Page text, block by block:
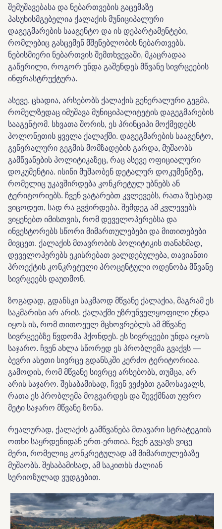
შემუშავებასა და ნებართვების გაცემაზე
პასუხისმგებელია ქალაქის მუნიციპალური
დაგეგმარების სააგენტო და ის დეპარტამენტები,
რომლებიც გასცემენ მშენებლობის ნებართვებს.
ნებისმიერი ნებართვის შემთხვევაში, მკაცრადაა
გაწერილი, როგორ უნდა გაშენდეს მწვანე სივრცეების
ინფრასტრუქტურა.
ასევე, ცხადია, არსებობს ქალაქის გენერალური გეგმა,
რომელზედაც იმუშავა მუნიციპალიტეტის დაგეგმარების
სააგენტომ. სხვათა შორის, ეს პრინციპი მოქმედებს
პოლონეთის ყველა ქალაქში. დაგეგმარების სააგენტო,
გენერალური გეგმის მომზადების გარდა, მუშაობს
გამწვანების პოლიტიკაზეც, რაც ასევე ოფიციალური
დოკუმენტია. ისინი მუშაობენ დეტალურ დოკუმენტზე,
რომელიც უკავშირდება კონკრეტულ უბნებს ან
ტერიტორიებს. ჩვენ ვატარებთ კვლევებს, რათა ზუსტად
ვიცოდეთ, სად რა გვჭირდება. შემდეგ ამ კვლევებს
ვიყენებთ იმისთვის, რომ დეველოპერებსა და
ინვესტორებს სწორი მიმართულებები და მითითებები
მივცეთ. ქალაქის მთავრობის პოლიტიკის თანახმად,
დეველოპერებს ეკისრებათ ვალდებულება, თავიანთი
პროექტის კონკრეტული პროცენტული ოდენობა მწვანე
სივრცეებს დაუთმონ.
ზოგადად, გდანსკი საკმაოდ მწვანე ქალაქია, მაგრამ ეს
საკმარისი არ არის. ქალაქში უზრუნველყოფილი უნდა
იყოს ის, რომ თითოეულ მცხოვრებლს ამ მწვანე
სივრცეებზე წვდომა ჰქონდეს. ეს სივრცეები უნდა იყოს
საჯარო. ჩვენ ახლა სწორედ ეს პრობლემა გვაქვს —
ბევრი ასეთი სივრცე გდანსკში კერძო ტერიტორიაა.
გამოდის, რომ მწვანე სივრცე არსებობს, თუმცა, არ
არის საჯარო. შესაბამისად, ჩვენ ვეძებთ გამოსავალს,
რათა ეს პრობლემა მოგვარდეს და შევქმნათ უფრო
მეტი საჯარო მწვანე ზონა.
რეალურად, ქალაქის გამწვანება მთავარი სტრატეგიის
ოთხი საყრდენიდან ერთ-ერთია. ჩვენ გვყავს ვიცე
მერი, რომელიც კონკრეტულად ამ მიმართულებაზე
მუშაობს. შესაბამისად, ამ საკითხს ძალიან
სერიოზულად ვუდგებით.